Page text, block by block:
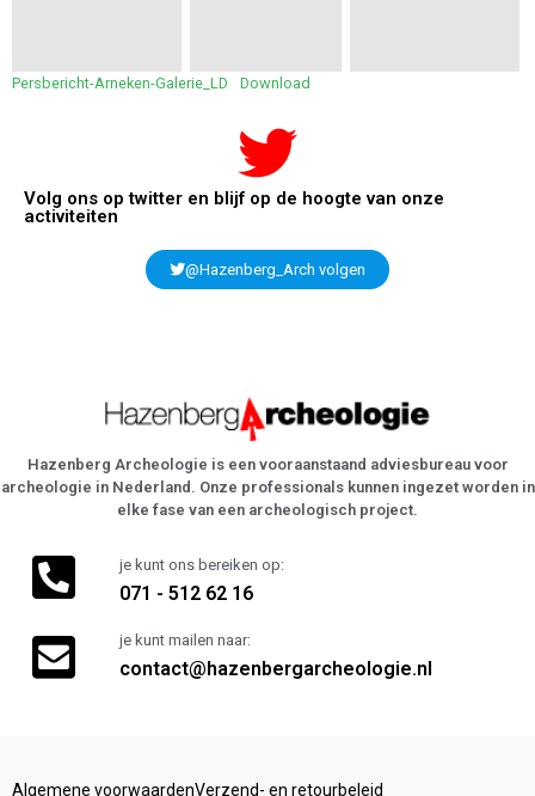
Persbericht-Arneken-Galerie_LD Download
Volg ons op twitter en blijf op de hoogte van onze
activiteiten
@Hazenberg_Arch volgen
Hazenberg Archeologie is een vooraanstaand adviesbureau voor
archeologie in Nederland. Onze professionals kunnen ingezet worden in
elke fase van een archeologisch project.
je kunt ons bereiken op:
071 - 512 62 16
je kunt mailen naar:
contact@hazenbergarcheologie.nl
Algemene voorwaardenVerzend- en retourbeleid